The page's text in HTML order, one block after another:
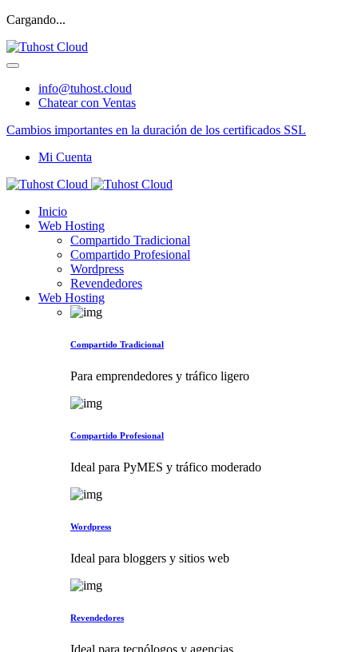
Cargando...
info@tuhost.cloud
Chatear con Ventas
Cambios importantes en la duración de los certificados SSL
Mi Cuenta
Inicio
Web Hosting
Compartido Tradicional
Compartido Profesional
Wordpress
Revendedores
Web Hosting
Compartido Tradicional
Para emprendedores y tráfico ligero
Compartido Profesional
Ideal para PyMES y tráfico moderado
Wordpress
Ideal para bloggers y sitios web
Revendedores
Ideal para tecnólogos y agencias